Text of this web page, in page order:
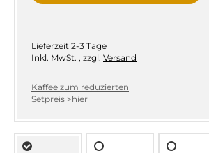
Lieferzeit 2-3 Tage
Inkl. MwSt. , zzgl. Versand
Kaffee zum reduzierten
Setpreis >hier